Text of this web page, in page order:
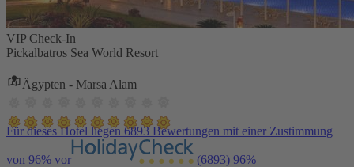
VIP Check-In
Pickalbatros Sea World Resort
Ägypten - Marsa Alam
Für dieses Hotel liegen 6893 Bewertungen mit einer Zustimmung
von 96% vor (6893) 96%